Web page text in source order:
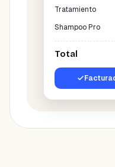
Tratamiento
Shampoo Pro
Total